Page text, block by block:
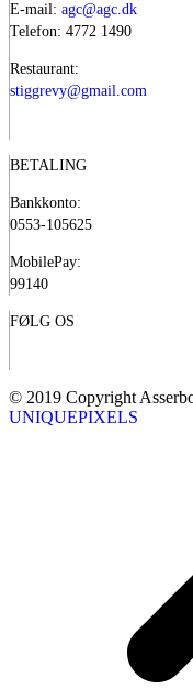
E-mail: agc@agc.dk
Telefon: 4772 1490
Restaurant:
stiggrevy@gmail.com
BETALING
Bankkonto:
0553-105625
MobilePay:
99140
FØLG OS
© 2019 Copyright
UNIQUEPIXELS